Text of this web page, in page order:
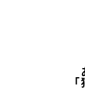
◆所在地｜東京都
◆電話番号｜03-
◆営業時間｜